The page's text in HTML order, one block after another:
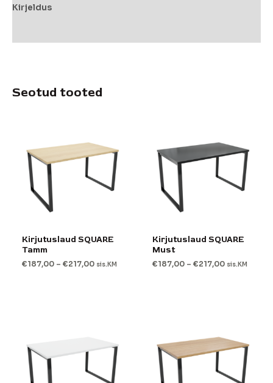
Kirjeldus
Seotud tooted
Kirjutuslaud SQUARE
Tamm
€187,00 –€217,00 sis.KM
Kirjutuslaud SQUARE
Must
€187,00 –€217,00 sis.KM